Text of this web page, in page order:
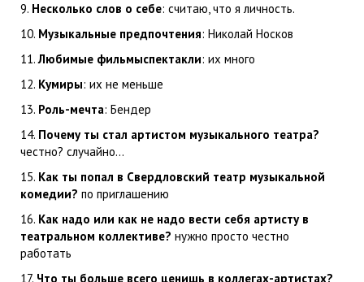
9. Несколько слов о себе: считаю, что я личность.
10. Музыкальные предпочтения: Николай Носков
11.Любимые фильмыспектакли: их много
12. Кумиры: их не меньше
13. Роль-мечта: Бендер
14. Почему ты стал артистом музыкального театра?
честно? случайно...
15. Как ты попал в Свердловский театр музыкальной
комедии? по приглашению
16. Как надо или как не надо вести себя артисту в
театральном коллективе? нужно просто честно
работать
17. Что ты больше всего ценишь в коллегах-артистах?